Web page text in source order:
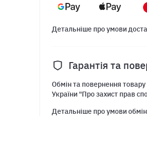
Детальніше про умови
Гарантія та
Обмін та повернення товару
України "Про захист прав
Детальніше про умови